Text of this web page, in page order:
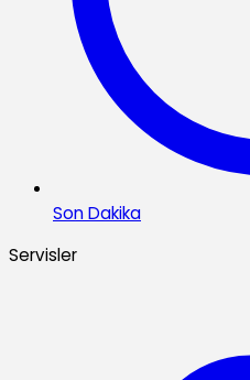
Son Dakika
Servisler